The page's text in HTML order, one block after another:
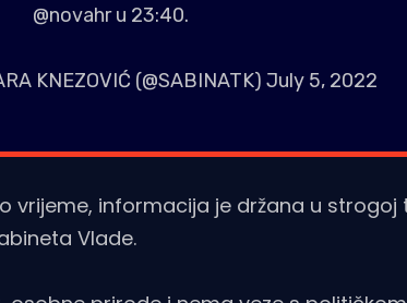
@novahru 23:40.
KNEZOVIĆ (@SABINATK) July 5, 2022
vrijeme, informacija je držana u
Vlade.